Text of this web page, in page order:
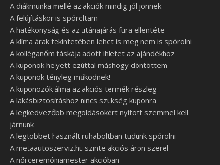
A diákmunka mellé az akciók mindig jól jönnek
A felújításkor is spóroltam
A hatékonyság és az utánajárás fura ellentéte
A klíma árak tekintetében lehet is meg nem is spórolni
A kolléganőm táskája adott ihletet az ajándékhoz
A kuponok helyett ezúttal máshogy döntöttem
A kuponok tényleg működnek!
A kuponozók álma az akciós termék részleg
A lakásbiztosításhoz nincs szükség kuponra
A legkedvezőbb megoldásokért nyitott szemmel kell
járnunk
A legtöbbet használt ruhaboltban tudunk spórolni
A metaautoszerviz.hu szinte akciós áron szerel
A női ceremóniamester akcióban